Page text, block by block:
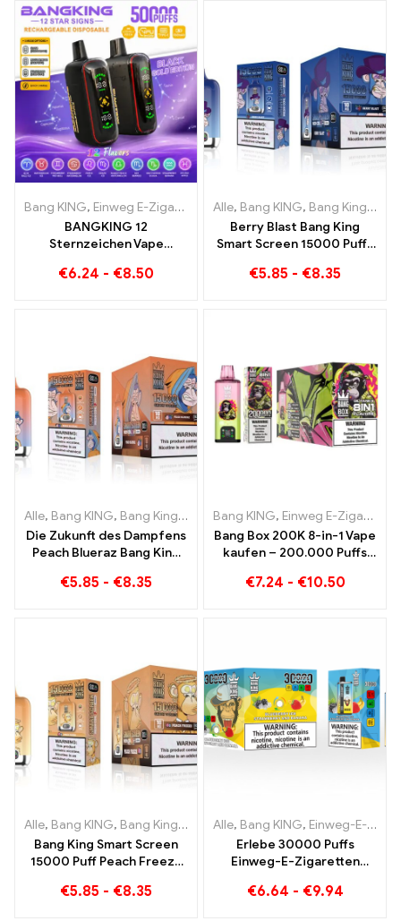
Bang KING, Einweg E-Zigaretten ,Einweg-E-Zigaretten Belgien
BANGKING 12
Sternzeichen Vape
€6.24 - €8.50
Alle, Bang KING, Bang King Smart Screen 15000 Puff
Berry Blast Bang King
Smart Screen 15000 Puffs
neuen Generation
€5.85 - €8.35
Alle, Bang KING, Bang King Smart Screen 15000 Puff ,Einweg-E-
Die Zukunft des Dampfens
Peach Blueraz Bang King
€5.85 - €8.35
Bang KING, Einweg E-Zigaretten
Bang Box 200K 8-in-1 Vape
kaufen – 200.000 Puffs
€7.24 - €10.50
Alle, Bang KING, Bang King Smart Screen 15000 Puff ,Einweg-E-
Bang King Smart Screen
15000 Puff Peach Freeze
€5.85 - €8.35
Alle, Bang KING, Einweg-E-Zigaretten Litauen
Erlebe 30000 Puffs
Einweg-E-Zigaretten
Ice trifft auf Strawberry
€6.64 - €9.94